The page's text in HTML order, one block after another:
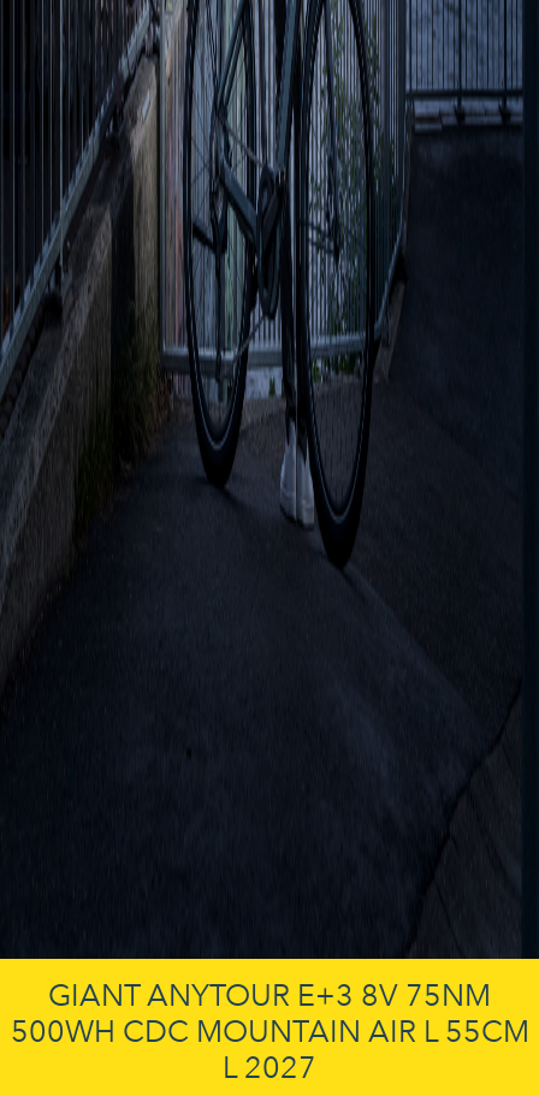
GIANT ANYTOUR E+3 8V 75NM
500WH CDC MOUNTAIN AIR L 55CM
L 2027